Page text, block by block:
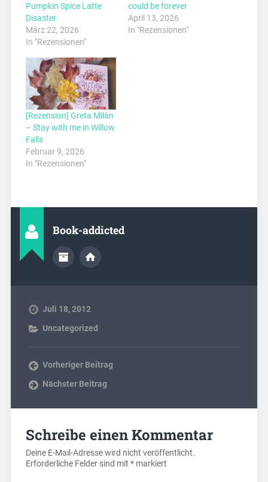
Pumpkin Spice Latte
Disaster
März 22, 2026
In "Rezensionen"
could be forever
April 13, 2026
In "Rezensionen"
[Rezension] Greta Milàn
– Stay with me in Willow
Falls
Februar 9, 2026
In "Rezensionen"
Book-addicted
Juli 18, 2012
Uncategorized
Vorheriger Beitrag
Nächster Beitrag
Schreibe einen Kommentar
Deine E-Mail-Adresse wird nicht veröffentlicht.
Erforderliche Felder sind mit *markiert